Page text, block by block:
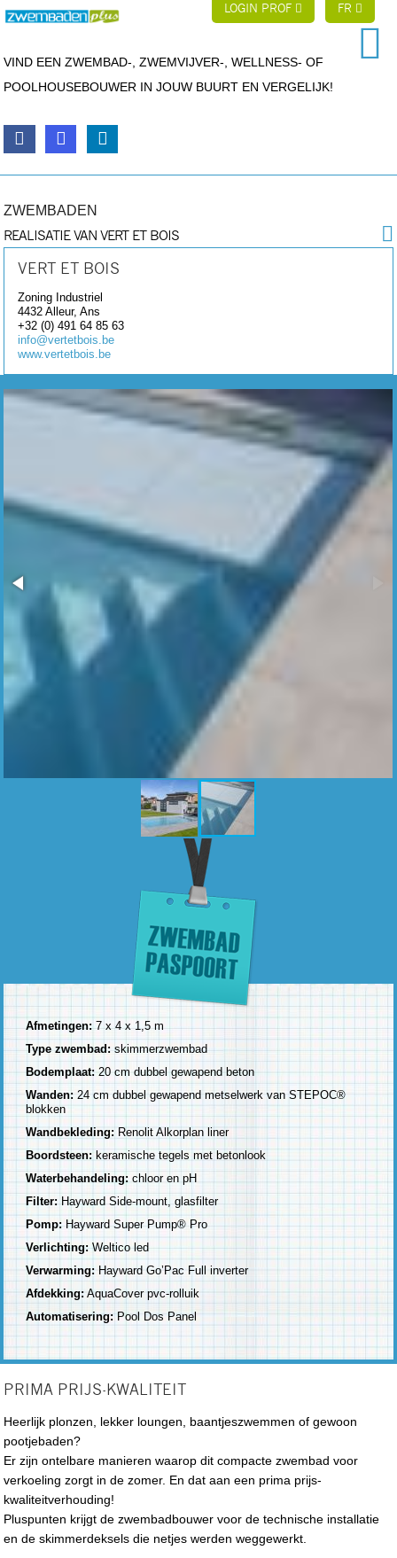
LOGIN PROF FR
VIND EEN ZWEMBAD-, ZWEMVIJVER-, WELLNESS- OF
POOLHOUSEBOUWER IN JOUW BUURT EN VERGELIJK!
ZWEMBADEN
REALISATIE VAN VERT ET BOIS
VERT ET BOIS
Zoning Industriel
4432 Alleur, Ans
+32 (0) 491 64 85 63
info@vertetbois.be
www.vertetbois.be
Afmetingen:7 x 4 x 1,5 m
Type zwembad:skimmerzwembad
Bodemplaat:20 cm dubbel gewapend beton
Wanden: 24 cm dubbel gewapend metselwerk van STEPOC®
blokken
Wandbekleding: Renolit Alkorplan liner
Boordsteen: keramische tegels met betonlook
Waterbehandeling: chloor en pH
Filter: Hayward Side-mount, glasfilter
Pomp:Hayward Super Pump® Pro
Verlichting:Weltico led
Verwarming: Hayward Go’Pac Full inverter
Afdekking: AquaCover pvc-rolluik
Automatisering:Pool Dos Panel
PRIMA PRIJS-KWALITEIT
Heerlijk plonzen, lekker loungen, baantjeszwemmen of gewoon
pootjebaden?
Er zijn ontelbare manieren waarop dit compacte zwembad voor
verkoeling zorgt in de zomer. En dat aan een prima prijs-
kwaliteitverhouding!
Pluspunten krijgt de zwembadbouwer voor de technische installatie
en de skimmerdeksels die netjes werden weggewerkt.